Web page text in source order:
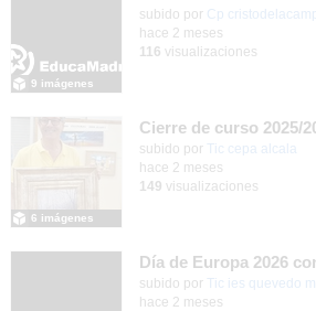
subido por Cp
9 imágenes
hace 2 meses
116 visualizaciones
subido por Tic cepa alcala
6 imágenes
hace 2 meses
149 visualizaciones
subido por Tic ies quevedo
hace 2 meses